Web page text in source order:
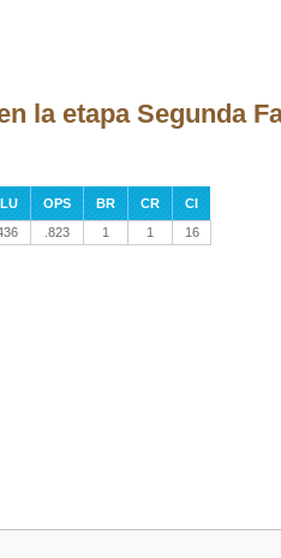
la etapa Segunda
OPS BR CR
CI
.823 1 1 16